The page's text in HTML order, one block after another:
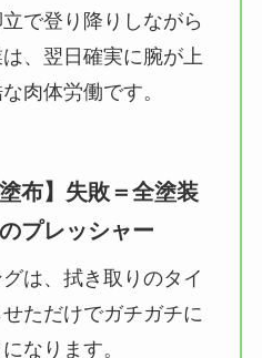
で登り降りしながら
、翌日確実に腕が上
肉体労働です。
布】失敗＝全塗装
プレッシャー
は、拭き取りのタイ
ただけでガチガチに
なります。